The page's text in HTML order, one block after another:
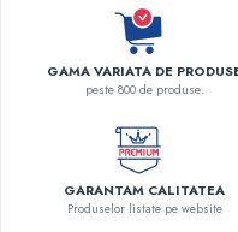
Tevi cupru si accesorii
Lavoare apa sterila
Lavoare chirurgicale
Adaptori/cuple
GAMA VARIATA DE
peste 800 de produse.
GARANTAM CALITATEA
Produselor listate pe website